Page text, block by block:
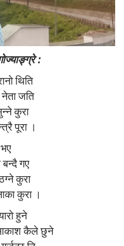
:
थिति
जति
कुरा
पूरा ।
गए
कुरा
कुरा ।
हुने
आकाश कैले छुने